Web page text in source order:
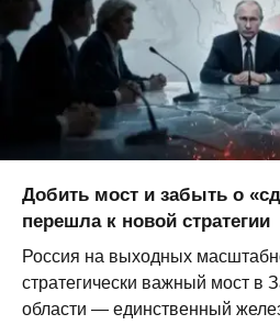
Добить мост и забыть о
перешла к новой стратегии
Россия на выходных
стратегически важный мост в
области — единственный